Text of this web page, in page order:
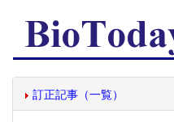
訂正記事（一覧）